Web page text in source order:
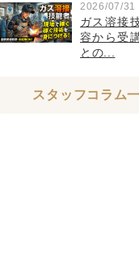
2026/07/31
ガス溶接
容から受
との...
スタッフコラム